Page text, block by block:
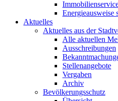
Energieausweise
Aktuelles
Aktuelles aus der
Alle aktuellen
Ausschreibungen
Stellenangebote
Vergaben
Archiv
Bevölkerungsschutz